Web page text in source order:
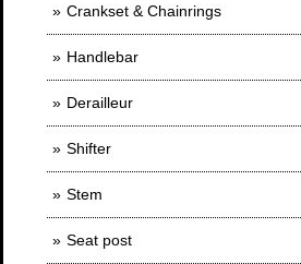
Crankset & Chainrings
Handlebar
Derailleur
Shifter
Stem
Seat post